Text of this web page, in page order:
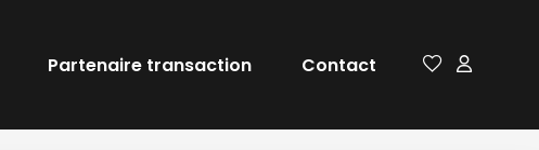
Partenaire transaction Contact